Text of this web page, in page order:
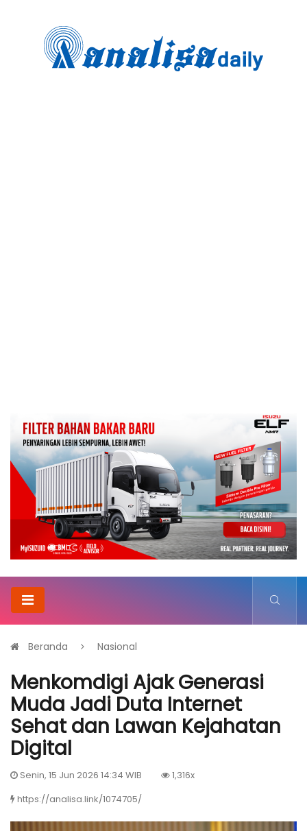
Beranda Nasional
Menkomdigi Ajak Generasi
Muda Jadi Duta Internet
Sehat dan Lawan Kejahatan
Digital
Senin, 15 Jun 2026 14:34 WIB
1,316x
https://analisa.link/1074705/